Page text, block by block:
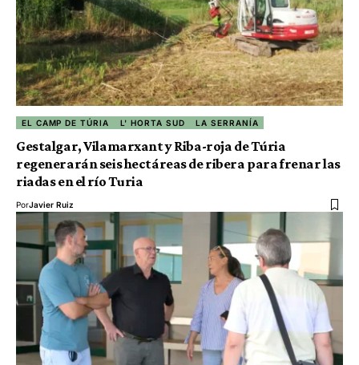
EL CAMP DE TÚRIA L' HORTA SUD LA SERRANÍA
Gestalgar, Vilamarxant y Riba-roja de Túria
regenerarán seis hectáreas de ribera para frenar las
riadas en el río Turia
PorJavier Ruiz